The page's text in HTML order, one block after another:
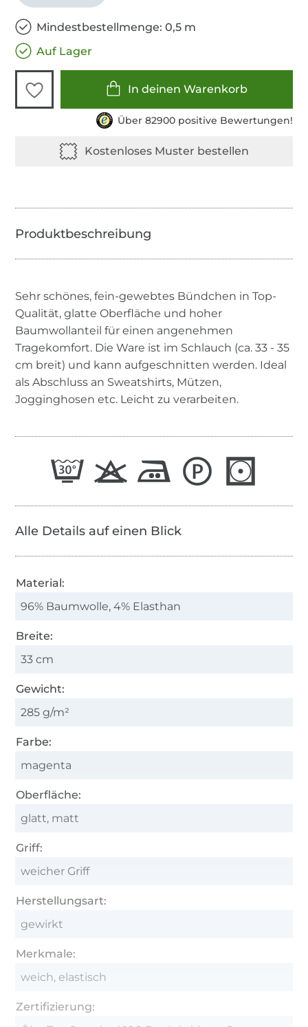
Mindestbestellmenge: 0,5 m
Auf Lager
In deinen Warenkorb
Über 82900 positive Bewertungen!
Sehr schönes, fein-gewebtes Bündchen in Top-
Qualität, glatte Oberfläche und hoher
Baumwollanteil für einen angenehmen
Tragekomfort. Die Ware ist im Schlauch (ca. 33 - 35
cm breit) und kann aufgeschnitten werden. Ideal
als Abschluss an Sweatshirts, Mützen,
Jogginghosen etc. Leicht zu verarbeiten.
Alle Details auf einen Blick
Material:
96% Baumwolle, 4% Elasthan
Breite:
33 cm
Gewicht:
285 g/m²
Farbe:
magenta
Oberfläche:
glatt, matt
Griff:
weicher Griff
Herstellungsart:
gewirkt
Merkmale:
weich, elastisch
Zertifizierung: